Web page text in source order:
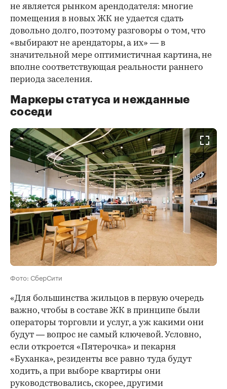
не является рынком арендодателя: многие
помещения в новых ЖК не удается сдать
довольно долго, поэтому разговоры о том, что
«выбирают не арендаторы, а их» — в
значительной мере оптимистичная картина, не
вполне соответствующая реальности раннего
периода заселения.
Маркеры статуса и нежданные
соседи
Фото: СберСити
«Для большинства жильцов в первую очередь
важно, чтобы в составе ЖК в принципе были
операторы торговли и услуг, а уж какими они
будут — вопрос не самый ключевой. Условно,
если откроется «Пятерочка» и пекарня
«Буханка», резиденты все равно туда будут
ходить, а при выборе квартиры они
руководствовались, скорее, другими